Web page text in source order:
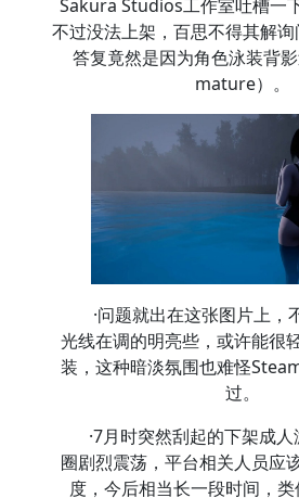
Sakura Studios工作室吐槽一
不过没法上架，百思不得其解
答复竟然是因为角色泳装背
mature）。
·问题就出在这张图片上，
光线在调的明亮些，或许能很
装，这种暗淡氛围也难怪
过。
·7月时突然刮起的下架成
圈剧烈震荡，平台相关人员应
度，今后相当长一段时间，